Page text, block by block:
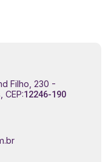
ao piso
e
cruzada
Filho, 230 -
CEP:12246-190